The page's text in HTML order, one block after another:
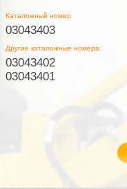
Каталожный номер
03043403
Другие каталожные номера:
03043402
03043401